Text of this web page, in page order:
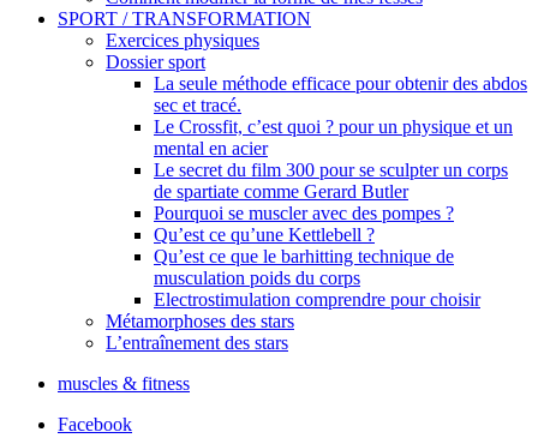
SPORT / TRANSFORMATION
Exercices physiques
Dossier sport
La seule méthode efficace pour obtenir des abdos
sec et tracé.
Le Crossfit, c’est quoi ? pour un physique et un
mental en acier
Le secret du film 300 pour se sculpter un corps
de spartiate comme Gerard Butler
Pourquoi se muscler avec des pompes ?
Qu’est ce qu’une Kettlebell ?
Qu’est ce que le barhitting technique de
musculation poids du corps
Electrostimulation comprendre pour choisir
Métamorphoses des stars
L’entraînement des stars
muscles & fitness
Facebook